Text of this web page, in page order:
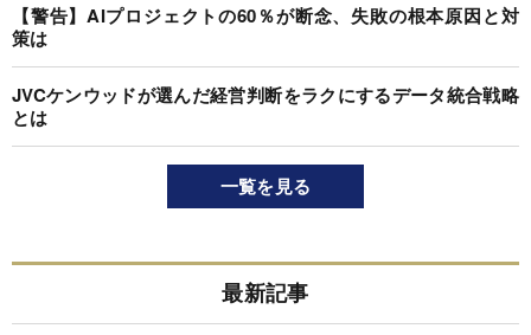
【警告】AIプロジェクトの60％が断念、失敗の根本原因と対
策は
JVCケンウッドが選んだ経営判断をラクにするデータ統合戦略
とは
一覧を見る
最新記事